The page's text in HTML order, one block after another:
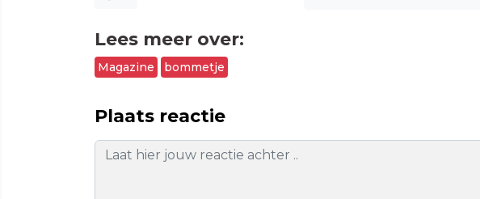
Lees meer over:
Magazine bommetje
Plaats reactie